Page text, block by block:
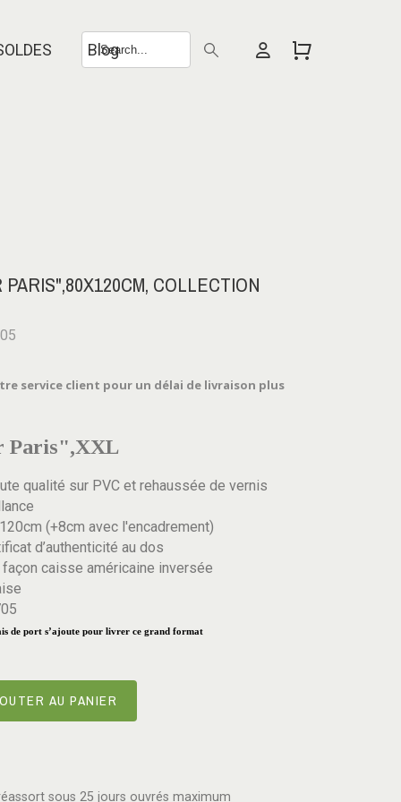
Blog
COLLECTION
service client pour un délai de livraison plus
Paris",XXL
qualité sur PVC et rehaussée de vernis
(+8cm avec l'encadrement)
d’authenticité au dos
façon caisse américaine inversée
de port s’ajoute pour livrer ce grand format
AU PANIER
sous 25 jours ouvrés maximum